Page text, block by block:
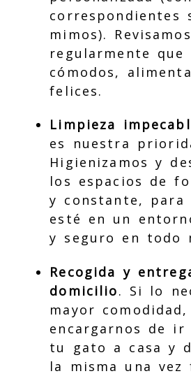
correspondientes
mimos). Revisamos
regularmente que
cómodos,
felices.
Limpieza
es nuestra
Higienizamos y
los espacios de
y constante,
esté en un
y seguro en todo
Recogida y
domicilio. Si lo
mayor
encargarnos de ir
tu gato a casa y
la misma una vez